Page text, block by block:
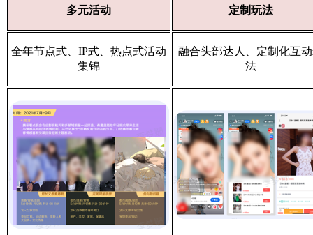
多元活动 定制玩法
全年节点式、IP式、热点式活动
集锦
融合头部达人、定制化互
法